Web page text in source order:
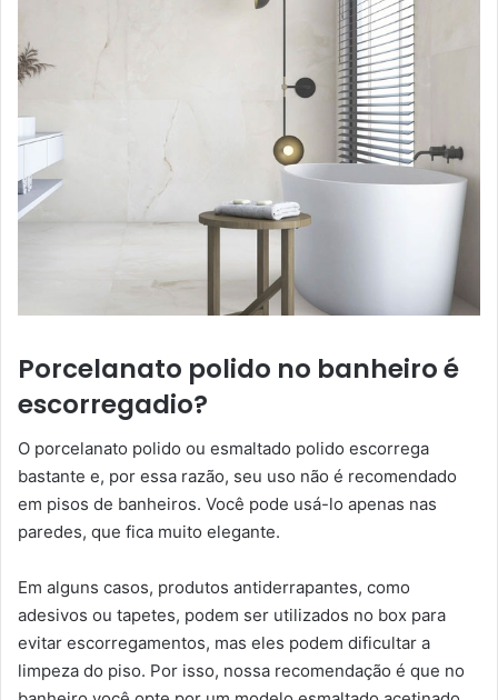
Porcelanato polido no banheiro é
escorregadio?
O porcelanato polido ou esmaltado polido escorrega
bastante e, por essa razão, seu uso não é recomendado
em pisos de banheiros. Você pode usá-lo apenas nas
paredes, que fica muito elegante.
Em alguns casos, produtos antiderrapantes, como
adesivos ou tapetes, podem ser utilizados no box para
evitar escorregamentos, mas eles podem dificultar a
limpeza do piso. Por isso, nossa recomendação é que no